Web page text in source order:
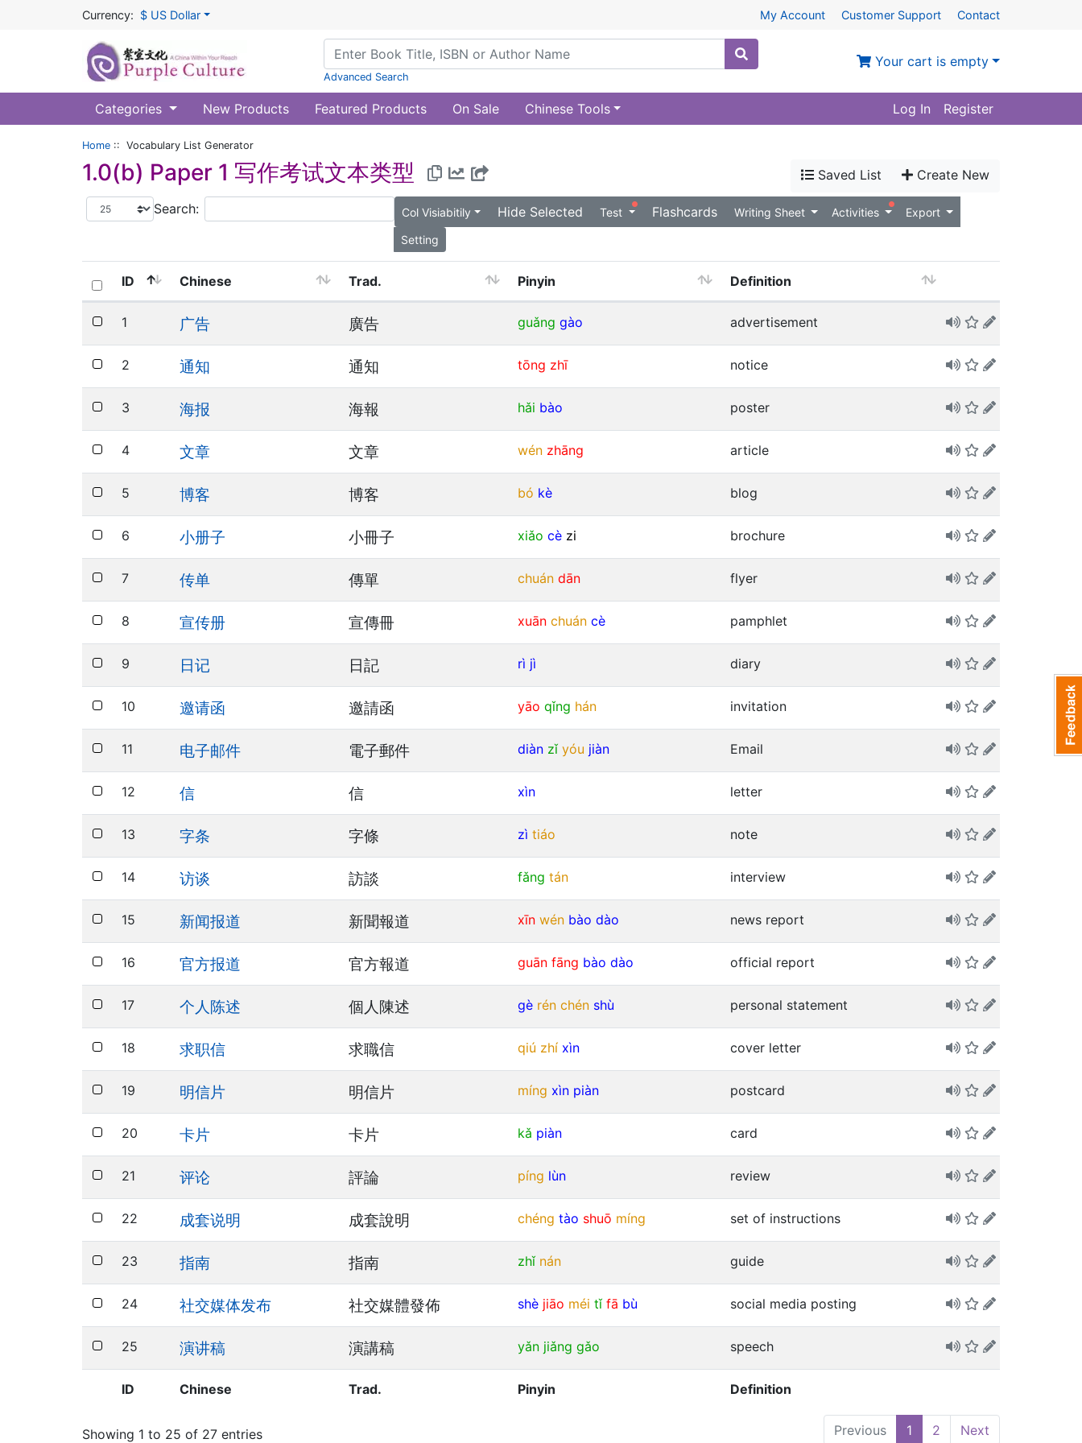
Currency: $ US Dollar My Account Customer Support Contact
Advanced Search
Your cart is empty
Categories New Products Featured Products On Sale Chinese Tools Log In Register
Home :: Vocabulary List Generator
1.0(b) Paper 1 写作考试文本类型 Saved List Create New
Search: Col Visiabitily Hide Selected Test Flashcards Writing Sheet Activities Export
Setting
ID Chinese Trad. Pinyin Definition
ID Chinese Trad. Pinyin Definition
1 广告 廣告 guǎng gào advertisement
2 通知 通知 tōng zhī notice
3 海报 海報 hǎi bào poster
4 文章 文章 wén zhāng article
5 博客 博客 bó kè blog
6 小册子 小冊子 xiǎo cè zi brochure
7 传单 傳單 chuán dān flyer
8 宣传册 宣傳冊 xuān chuán cè pamphlet
9 日记 日記 rì jì diary
10 邀请函 邀請函 yāo qǐng hán invitation
11 电子邮件 電子郵件 diàn zǐ yóu jiàn Email
12 信 信 xìn letter
13 字条 字條 zì tiáo note
14 访谈 訪談 fǎng tán interview
15 新闻报道 新聞報道 xīn wén bào dào news report
16 官方报道 官方報道 guān fāng bào dào official report
17 个人陈述 個人陳述 gè rén chén shù personal statement
18 求职信 求職信 qiú zhí xìn cover letter
19 明信片 明信片 míng xìn piàn postcard
20 卡片 卡片 kǎ piàn card
21 评论 評論 píng lùn review
22 成套说明 成套說明 chéng tào shuō míng set of instructions
23 指南 指南 zhǐ nán guide
24 社交媒体发布 社交媒體發佈 shè jiāo méi tǐ fā bù social media posting
25 演讲稿 演講稿 yǎn jiǎng gǎo speech
Showing 1 to 25 of 27 entries Previous 1 2 Next